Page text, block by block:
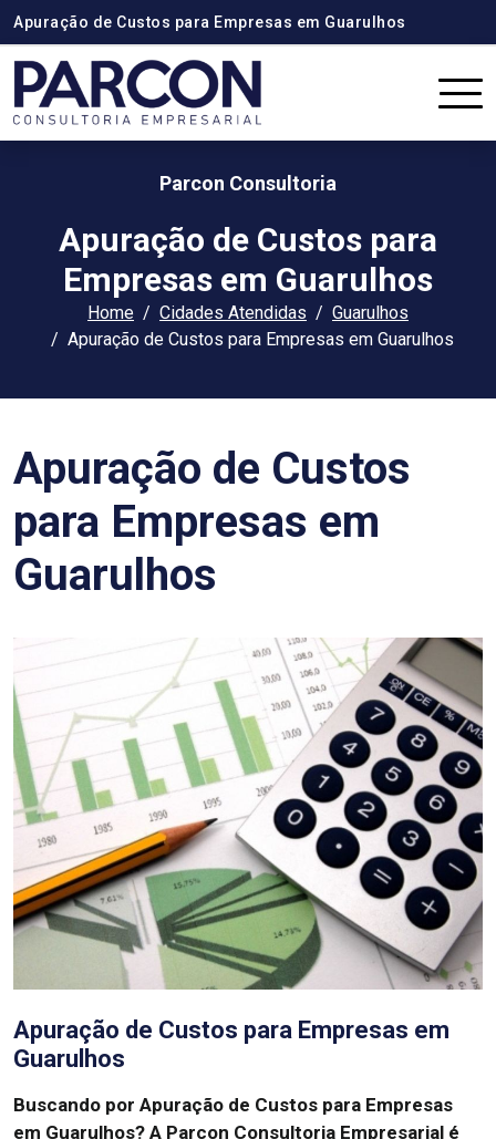
Apuração de Custos para Empresas em Guarulhos
Parcon Consultoria
Apuração de Custos para
Empresas em Guarulhos
Home Cidades Atendidas
Guarulhos
Apuração de Custos para Empresas em Guarulhos
Apuração de Custos
para Empresas em
Guarulhos
Apuração de Custos para Empresas em
Guarulhos
Buscando por Apuração de Custos para Empresas
em Guarulhos? A Parcon Consultoria Empresarial é